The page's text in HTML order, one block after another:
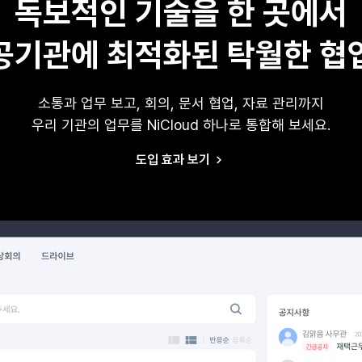
독보적인 기술을 한 곳에서
기관에 최적화된 탁월한 협
소통과 업무 보고, 회의, 문서 협업, 자료 관리까지
우리 기관의 업무를 NiCloud 하나로 통합해 보세요.
도입 효과 보기